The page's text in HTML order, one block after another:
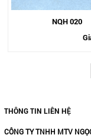
NQH 020
THÔNG TIN LIÊN HỆ
CÔNG TY TNHH MTV